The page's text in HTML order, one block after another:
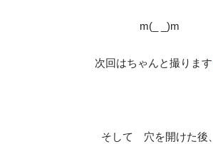
m(_ _)m
次回はちゃんと撮ります
そして 穴を開けた後、